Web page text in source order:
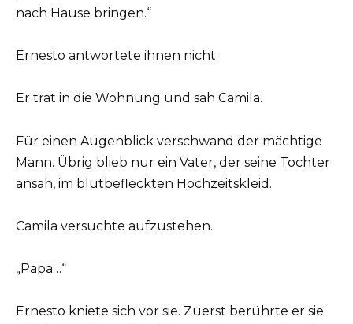
nach Hause bringen.“
Ernesto antwortete ihnen nicht.
Er trat in die Wohnung und sah Camila.
Für einen Augenblick verschwand der mächtige
Mann. Übrig blieb nur ein Vater, der seine Tochter
ansah, im blutbefleckten Hochzeitskleid.
Camila versuchte aufzustehen.
„Papa…“
Ernesto kniete sich vor sie. Zuerst berührte er sie